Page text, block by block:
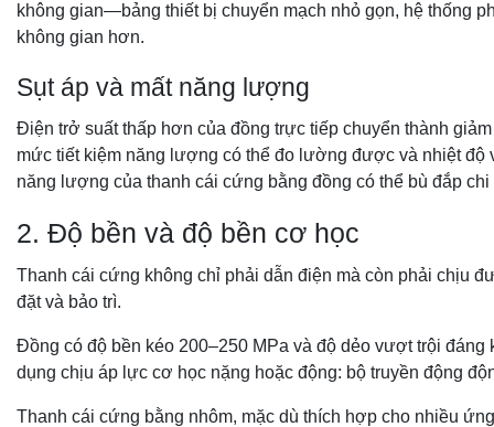
không gian—bảng thiết bị chuyển mạch nhỏ gọn, hệ thống
không gian hơn.
Sụt áp và mất năng lượng
Điện trở suất thấp hơn của đồng trực tiếp chuyển thành
mức tiết kiệm năng lượng có thể đo lường được và nhiệt
năng lượng của thanh cái cứng bằng đồng có thể bù đắp
2. Độ bền và độ bền cơ học
Thanh cái cứng không chỉ phải dẫn điện mà còn phải chịu
đặt và bảo trì.
Đồng có độ bền kéo 200–250 MPa và độ dẻo vượt trội
dụng chịu áp lực cơ học nặng hoặc động: bộ truyền động
Thanh cái cứng bằng nhôm, mặc dù thích hợp cho nhiều